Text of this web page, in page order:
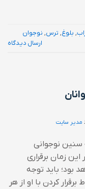
, بلوغ, ترس, نوجوان
ارسال دیدگاه
مدیر سایت
نوجوانی
زمان برقراری
بود؛ بايد توجه
کردن با او از هر